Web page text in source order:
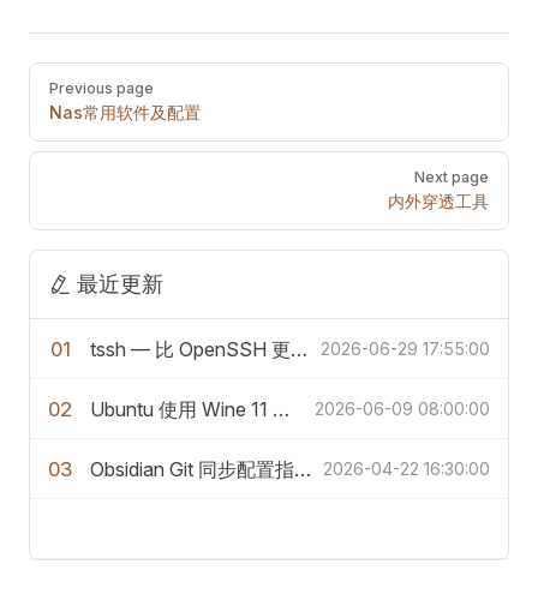
Pager
Previous page
Nas常用软件及配置
Next page
内外穿透工具
最近更新
01 tssh — 比 OpenSSH 更好用的 SSH 客户端 2026-06-29 17:55:00
02 Ubuntu 使用 Wine 11 安装企业微信完整指南 2026-06-09 08:00:00
03 Obsidian Git 同步配置指南：实现多端自动备份 2026-04-22 16:30:00